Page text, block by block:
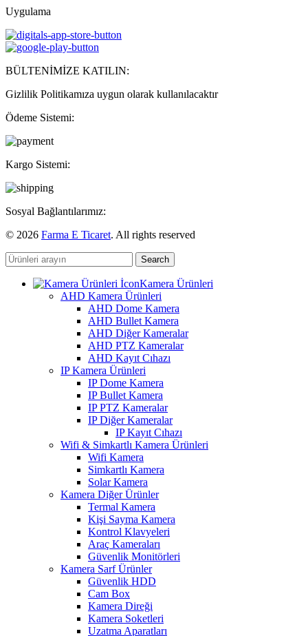
Uygulama
BÜLTENİMİZE KATILIN:
Gizlilik Politikamıza uygun olarak kullanılacaktır
Ödeme Sistemi:
Kargo Sistemi:
Sosyal Bağlantılarımız:
© 2026 Farma E Ticaret. All rights reserved
Search
Kamera Ürünleri
AHD Kamera Ürünleri
AHD Dome Kamera
AHD Bullet Kamera
AHD Diğer Kameralar
AHD PTZ Kameralar
AHD Kayıt Cıhazı
IP Kamera Ürünleri
IP Dome Kamera
IP Bullet Kamera
IP PTZ Kameralar
IP Diğer Kameralar
IP Kayıt Cıhazı
Wifi & Simkartlı Kamera Ürünleri
Wifi Kamera
Simkartlı Kamera
Solar Kamera
Kamera Diğer Ürünler
Termal Kamera
Kişi Sayma Kamera
Kontrol Klavyeleri
Araç Kameraları
Güvenlik Monitörleri
Kamera Sarf Ürünler
Güvenlik HDD
Cam Box
Kamera Direği
Kamera Soketleri
Uzatma Aparatları